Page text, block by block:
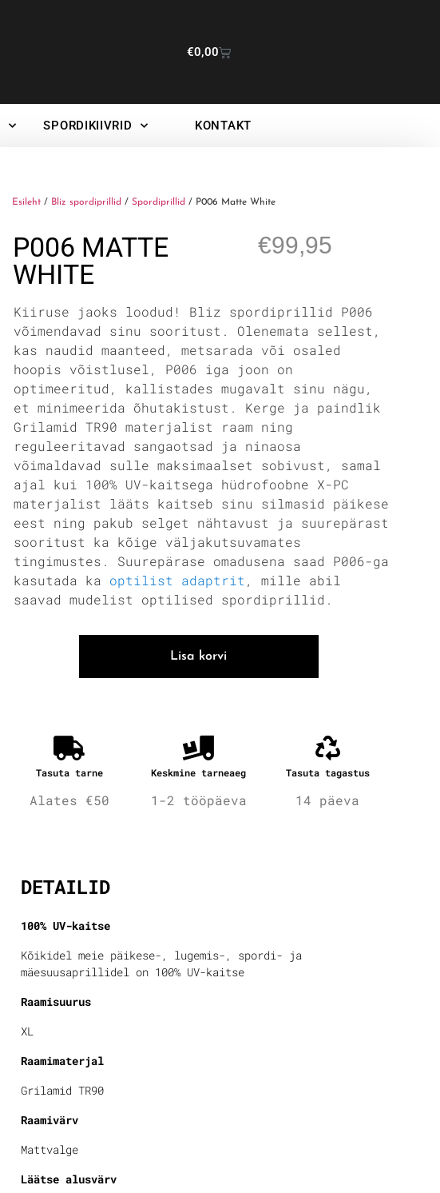
€0,00
SPORDIKIIVRID KONTAKT
Esileht / Bliz spordiprillid /Spordiprillid / P006 Matte White
P006 MATTE
WHITE
€99,95
Kiiruse jaoks loodud! Bliz spordiprillid P006
võimendavad sinu sooritust. Olenemata sellest,
kas naudid maanteed, metsarada või osaled
hoopis võistlusel, P006 iga joon on
optimeeritud, kallistades mugavalt sinu nägu,
et minimeerida õhutakistust. Kerge ja paindlik
Grilamid TR90 materjalist raam ning
reguleeritavad sangaotsad ja ninaosa
võimaldavad sulle maksimaalset sobivust, samal
ajal kui 100% UV-kaitsega hüdrofoobne X-PC
materjalist lääts kaitseb sinu silmasid päikese
eest ning pakub selget nähtavust ja suurepärast
sooritust ka kõige väljakutsuvamates
tingimustes. Suurepärase omadusena saad P006-ga
kasutada ka optilist adaptrit , mille abil
saavad mudelist optilised spordiprillid.
Lisa korvi
Tasuta tarne
Alates €50
Keskmine tarneaeg
1-2 tööpäeva
Tasuta tagastus
14 päeva
DETAILID
100% UV-kaitse
Kõikidel meie päikese-, lugemis-, spordi- ja
mäesuusaprillidel on 100% UV-kaitse
Raamisuurus
XL
Raamimaterjal
Grilamid TR90
Raamivärv
Mattvalge
Läätse alusvärv